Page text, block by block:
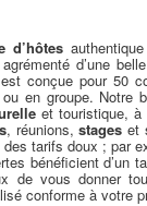
d’hôtes
d’une
conçue pour 50
en groupe. Notre
et touristique,
, réunions,stages et
tarifs doux ; par
bénéficient d’un
de vous donner
conforme à votre